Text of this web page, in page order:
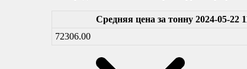
Средняя цена за тонну 2024-05-22
72306.00